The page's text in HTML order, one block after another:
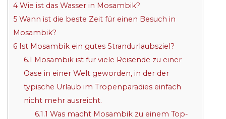
4 Wie ist das Wasser in Mosambik?
5 Wann ist die beste Zeit für einen Besuch in
Mosambik?
6 Ist Mosambik ein gutes Strandurlaubsziel?
6.1 Mosambik ist für viele Reisende zu einer
Oase in einer Welt geworden, in der der
typische Urlaub im Tropenparadies einfach
nicht mehr ausreicht.
6.1.1 Was macht Mosambik zu einem Top-